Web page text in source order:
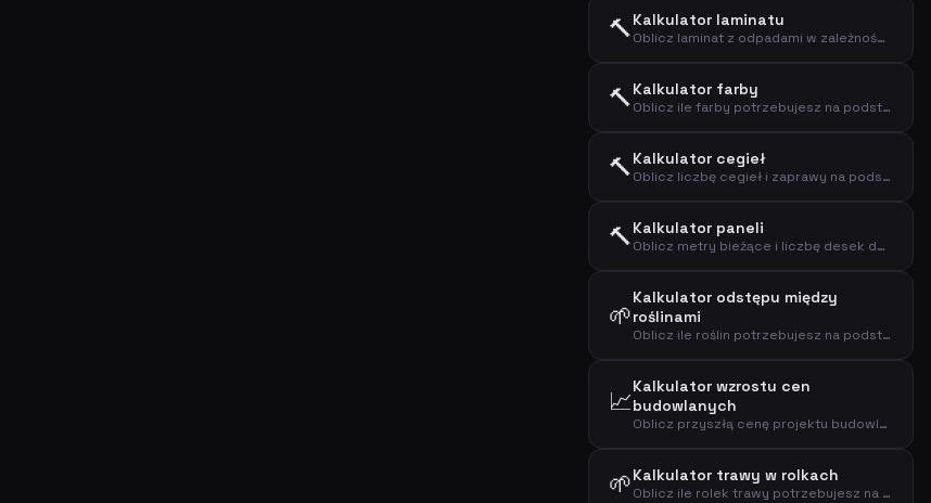
🔨Kalkulator laminatu
Oblicz laminat z odpadami w zależności od kierunku układania
🔨Kalkulator farby
Oblicz ile farby potrzebujesz na podstawie powierzchni, liczby warstw i wydajności
🔨Kalkulator cegieł
Oblicz liczbę cegieł i zaprawy na podstawie powierzchni i formatu cegieł
🔨Kalkulator paneli
Oblicz metry bieżące i liczbę desek do boazerii
🌱
Kalkulator odstępu między
roślinami
Oblicz ile roślin potrzebujesz na podstawie powierzchni i odstępu
📈Kalkulator wzrostu cen
budowlanych
Oblicz przyszłą cenę projektu budowlanego na podstawie rocznego wzrostu cen w branży budowlanej.
🌱Kalkulator trawy w rolkach
Oblicz ile rolek trawy potrzebujesz na trawnik z uwzględnieniem odpadów